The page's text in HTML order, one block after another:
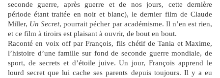
seconde guerre, après guerre et de nos jours, cette dernière
période étant traitée en noir et blanc), le dernier film de Claude
Miller, Un Secret, pourrait pécher par académisme. Il n’en est rien,
et ce film à tiroirs est plaisant à ouvrir, de bout en bout.
Raconté en voix off par François, fils chétif de Tania et Maxime,
l’histoire d’une famille sur fond de seconde guerre mondiale, de
sport, de secrets et d’étoile juive. Un jour, François apprend le
lourd secret que lui cache ses parents depuis toujours. Il y a eu